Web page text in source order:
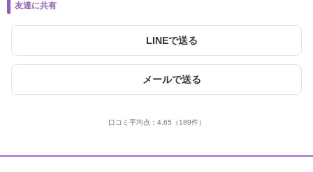
友達に共有
LINEで送る
メールで送る
口コミ平均点： 4.65 （189件）